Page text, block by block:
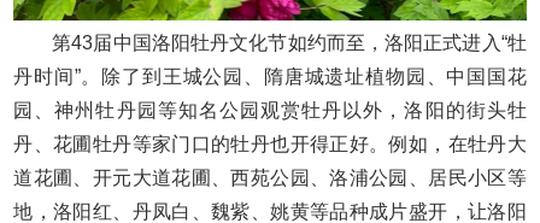
第43届中国洛阳牡丹文化节如约而至，洛阳正式进入“牡
丹时间”。除了到王城公园、隋唐城遗址植物园、中国国花
园、神州牡丹园等知名公园观赏牡丹以外，洛阳的街头牡
丹、花圃牡丹等家门口的牡丹也开得正好。例如，在牡丹大
道花圃、开元大道花圃、西苑公园、洛浦公园、居民小区等
地，洛阳红、丹凤白、魏紫、姚黄等品种成片盛开，让洛阳